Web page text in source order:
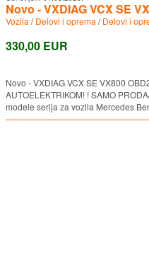
Novo - VXDIAG VCX SE
Vozila /Delovi i oprema /Delovi i
330,00 EUR
Novo - VXDIAG VCX SE VX800
AUTOELEKTRIKOM! ! SAMO
modele serija za vozila Mercedes